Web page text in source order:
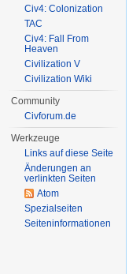
Civ4: Colonization
TAC
Civ4: Fall From
Heaven
Civilization V
Civilization Wiki
Community
Civforum.de
Werkzeuge
Links auf diese Seite
Änderungen an
verlinkten Seiten
Atom
Spezialseiten
Seiten­informationen